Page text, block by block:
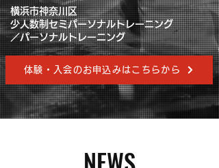
横浜市神奈川区
少人数制セミパーソナルトレーニング
／パーソナルトレーニング
体験・入会のお申込みはこちらから